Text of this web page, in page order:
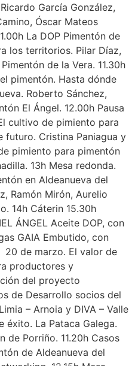
García González,
Óscar Mateos
La DOP Pimentón de
los territorios. Pilar Díaz,
de la Vera. 11.30h
pimentón. Hasta dónde
Roberto Sánchez,
El Ángel. 12.00h Pausa
cultivo de pimiento para
futuro. Cristina Paniagua y
pimiento para pimentón
13h Mesa redonda.
en Aldeanueva del
Ramón Mirón, Aurelio
14h Cáterin 15.30h
ÁNGEL Aceite DOP, con
GAIA Embutido, con
20 de marzo. El valor de
productores y
del proyecto
de Desarrollo socios del
– Arnoia y DIVA – Valle
éxito. La Pataca Galega.
de Porriño. 11.20h Casos
de Aldeanueva del